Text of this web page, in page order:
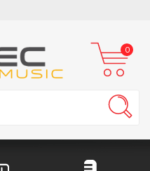
0